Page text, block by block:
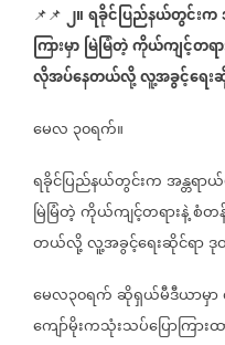
📌📌 ၂။ရခိုင်ပြည်နယ်တွင်းက
ကြားမှာမြဲမြံတဲ့ကိုယ်ကျင့်တရာ
လိုအပ်နေတယ်လို့လူ့အခွင့်ရေး
မေလ ၃၀ရက်။
ရခိုင်ပြည်နယ်တွင်းကအန္တရာ
မြဲမြံတဲ့ကိုယ်ကျင့်တရားနဲ့စံတ
တယ်လို့လူ့အခွင့်ရေးဆိုင်ရာဒု
မေလ၃၀ရက်ဆိုရှယ်မီဒီယာမှာ
ကျော်မိုးကသုံးသပ်ပြောကြား